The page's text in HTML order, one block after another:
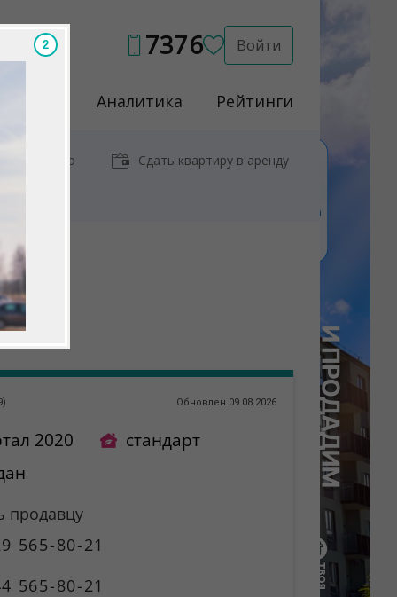
7376 Войти
Аналитика Рейтинги
у метро Сдать квартиру в аренду
) Обновлен 09.08.2026
2020
стандарт
продавцу
565-80-21
565-80-21
1